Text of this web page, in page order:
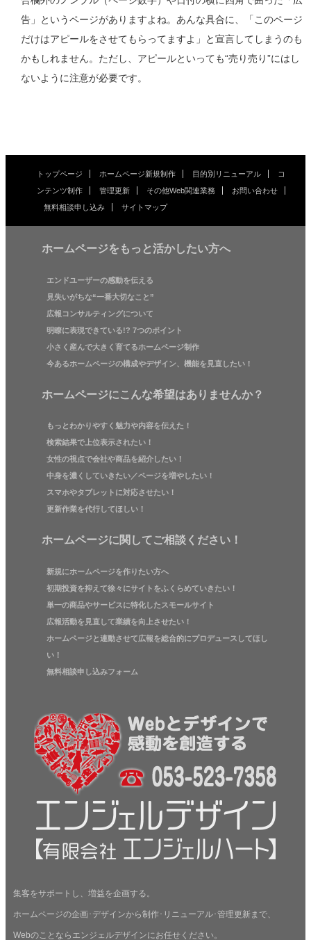
告」というページがありますよね。あんな具合に、「このページ
だけはアピールをさせてもらってますよ」と宣言してしまうのも
かもしれません。ただし、アピールといっても“売り売り”にはし
ないように注意が必要です。
トップページ ホームページ新規制作 目的別リニューアル
コ
ンテンツ制作
管理更新 その他Web関連業務
お問い合わせ
無料相談申し込み
サイトマップ
ホームページをもっと活かしたい方へ
エンドユーザーの感動を伝える
見失いがちな“一番大切なこと”
広報コンサルティングについて
明瞭に表現できている!? 7つのポイント
小さく産んで大きく育てるホームページ制作
今あるホームページの構成やデザイン、機能を見直したい！
ホームページにこんな希望はありませんか？
もっとわかりやすく魅力や内容を伝えた！
検索結果で上位表示されたい！
女性の視点で会社や商品を紹介したい！
中身を濃くしていきたい／ページを増やしたい！
スマホやタブレットに対応させたい！
更新作業を代行してほしい！
ホームページに関してご相談ください！
新規にホームページを作りたい方へ
初期投資を抑えて徐々にサイトをふくらめていきたい！
単一の商品やサービスに特化したスモールサイト
広報活動を見直して業績を向上させたい！
ホームページと連動させて広報を総合的にプロデュースしてほし
い！
無料相談申し込みフォーム
集客をサポートし、増益を企画する。
ホームページの企画･デザインから制作･リニューアル･管理更新まで、
Webのことならエンジェルデザインにお任せください。